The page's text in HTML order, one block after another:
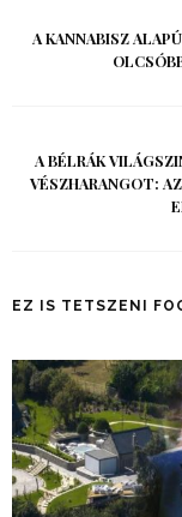
A KANNABISZ
A BÉLRÁK
VÉSZHARANGOT:
EZ IS TETSZENI